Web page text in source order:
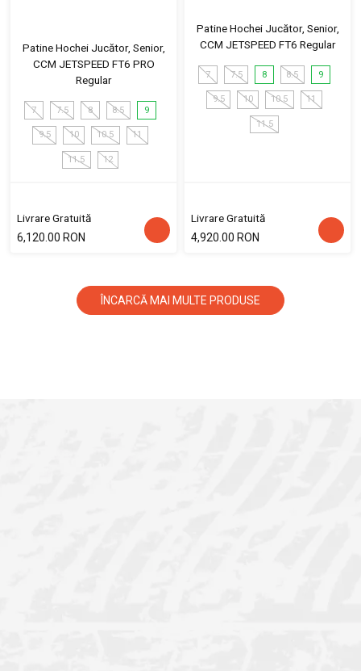
Patine Hochei Jucător, Senior,
CCM JETSPEED FT6 PRO
Regular
7 7.5 8 8.5 9
9.5 10 10.5 11
11.5 12
Livrare Gratuită
6,120.00 RON
Patine Hochei Jucător, Senior,
CCM JETSPEED FT6 Regular
7 7.5 8 8.5 9
9.5 10 10.5 11
11.5
Livrare Gratuită
4,920.00 RON
ÎNCARCĂ MAI MULTE PRODUSE